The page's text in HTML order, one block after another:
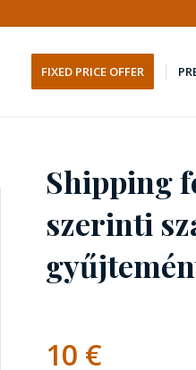
FIXED PRICE OFFER
Shipping
szerinti
10 €